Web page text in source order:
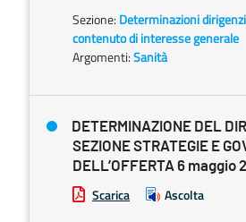
Sezione: Determinazioni
contenuto di interesse generale
Argomenti:Sanità
DETERMINAZIONE DEL
SEZIONE STRATEGIE E
DELL’OFFERTA 6 maggio
Scarica Ascolta